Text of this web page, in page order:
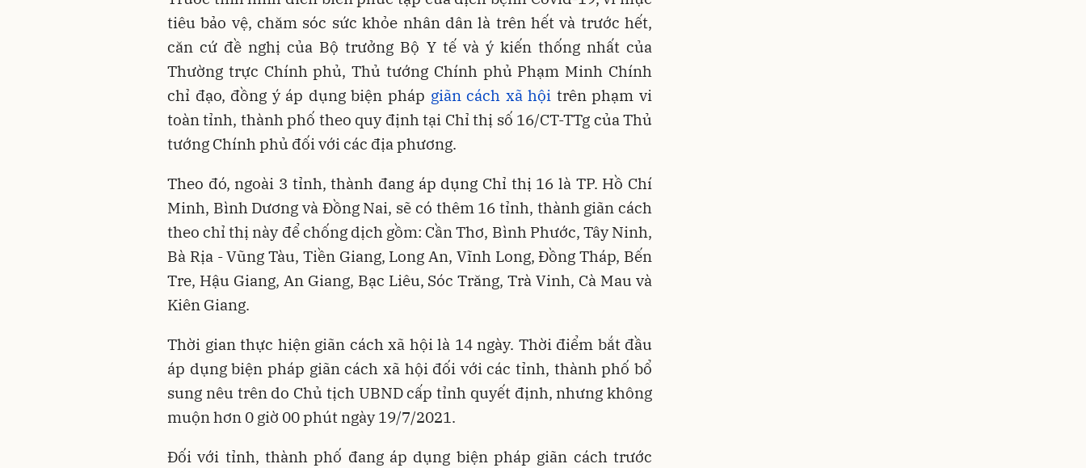
tiêu bảo vệ, chăm sóc sức khỏe nhân dân là trên hết và trước hết,
căn cứ đề nghị của Bộ trưởng Bộ Y tế và ý kiến thống nhất của
Thường trực Chính phủ, Thủ tướng Chính phủ Phạm Minh Chính
chỉ đạo, đồng ý áp dụng biện pháp giãn cách xã hội trên phạm vi
toàn tỉnh, thành phố theo quy định tại Chỉ thị số 16/CT-TTg của Thủ
tướng Chính phủ đối với các địa phương.
Theo đó, ngoài 3 tỉnh, thành đang áp dụng Chỉ thị 16 là TP. Hồ Chí
Minh, Bình Dương và Đồng Nai, sẽ có thêm 16 tỉnh, thành giãn cách
theo chỉ thị này để chống dịch gồm: Cần Thơ, Bình Phước, Tây Ninh,
Bà Rịa - Vũng Tàu, Tiền Giang, Long An, Vĩnh Long, Đồng Tháp, Bến
Tre, Hậu Giang, An Giang, Bạc Liêu, Sóc Trăng, Trà Vinh, Cà Mau và
Kiên Giang.
Thời gian thực hiện giãn cách xã hội là 14 ngày. Thời điểm bắt đầu
áp dụng biện pháp giãn cách xã hội đối với các tỉnh, thành phố bổ
sung nêu trên do Chủ tịch UBND cấp tỉnh quyết định, nhưng không
muộn hơn 0 giờ 00 phút ngày 19/7/2021.
Đối với tỉnh, thành phố đang áp dụng biện pháp giãn cách trước